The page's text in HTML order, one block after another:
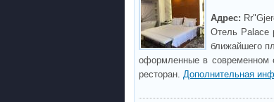
Адрес:
Отель Palace
ближайшего
оформленные в современном
ресторан. Дополнительная